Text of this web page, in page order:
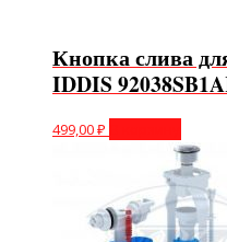
Кнопка слива
IDDIS
499,00₽